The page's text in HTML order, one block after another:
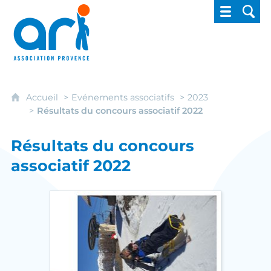
ARI - Association régionale pour
Accueil Evénements associatifs
2023
Résultats du concours associatif 2022
Résultats du concours
associatif 2022